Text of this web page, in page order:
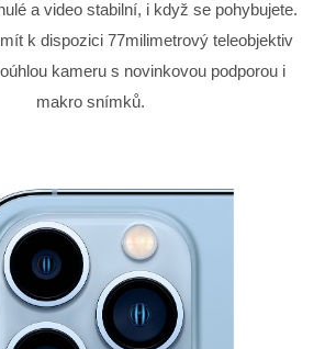
a video stabilní, i když se pohybujete.
k dispozici 77milimetrový teleobjektiv
kameru s novinkovou podporou i
makro snímků.